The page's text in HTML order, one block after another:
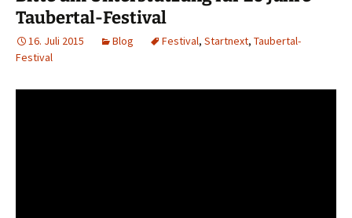
Taubertal-Festival
16. Juli 2015 Blog Festival, Startnext, Taubertal-
Festival